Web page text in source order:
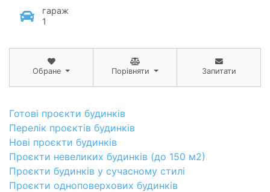
гараж
1
Обране Порівняти Запитати
Готові проєкти будинків
Перелік проєктів будинків
Нові проєкти будинків
Проєкти невеликих будинків (до 150 м2)
Проєкти будинків у сучасному стилі
Проєкти одноповерхових будинків